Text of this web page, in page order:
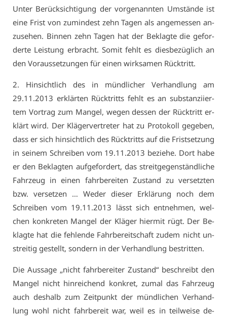
Un­ter Be­rück­sich­ti­gung der vor­ge­nann­ten Um­stän­de ist
ei­ne Frist von zu­min­dest zehn Ta­gen als an­ge­mes­sen an­
zu­se­hen. Bin­nen zehn Ta­gen hat der Be­klag­te die ge­for­
der­te Leis­tung er­bracht. So­mit fehlt es dies­be­züg­lich an
den Vor­aus­set­zun­gen für ei­nen wirk­sa­men Rück­tritt.
2. Hin­sicht­lich des in münd­li­cher Ver­hand­lung am
29.11.2013 er­klär­ten Rück­tritts fehlt es an sub­stan­zi­ier­
tem Vor­trag zum Man­gel, we­gen des­sen der Rück­tritt er­
klärt wird. Der Klä­ger­ver­tre­ter hat zu Pro­to­koll ge­ge­ben,
dass er sich hin­sicht­lich des Rück­tritts auf die Frist­set­zung
in sei­nem Schrei­ben vom 19.11.2013 be­zie­he. Dort ha­be
er den Be­klag­ten auf­ge­for­dert, das streit­ge­gen­ständ­li­che
Fahr­zeug in ei­nen fahr­be­rei­ten Zu­stand zu ver­setz­ten
bzw. ver­set­zen … We­der die­ser Er­klä­rung noch dem
Schrei­ben vom 19.11.2013 lässt sich ent­neh­men, wel­
chen kon­kre­ten Man­gel der Klä­ger hier­mit rügt. Der Be­
klag­te hat die feh­len­de Fahr­be­reit­schaft zu­dem nicht un­
strei­tig ge­stellt, son­dern in der Ver­hand­lung be­strit­ten.
Die Aus­sa­ge „nicht fahr­be­rei­ter Zu­stand“ be­schreibt den
Man­gel nicht hin­rei­chend kon­kret, zu­mal das Fahr­zeug
auch des­halb zum Zeit­punkt der münd­li­chen Ver­hand­
lung wohl nicht fahr­be­reit war, weil es in teil­wei­se de­